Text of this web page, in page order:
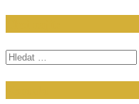
Vyhledávání